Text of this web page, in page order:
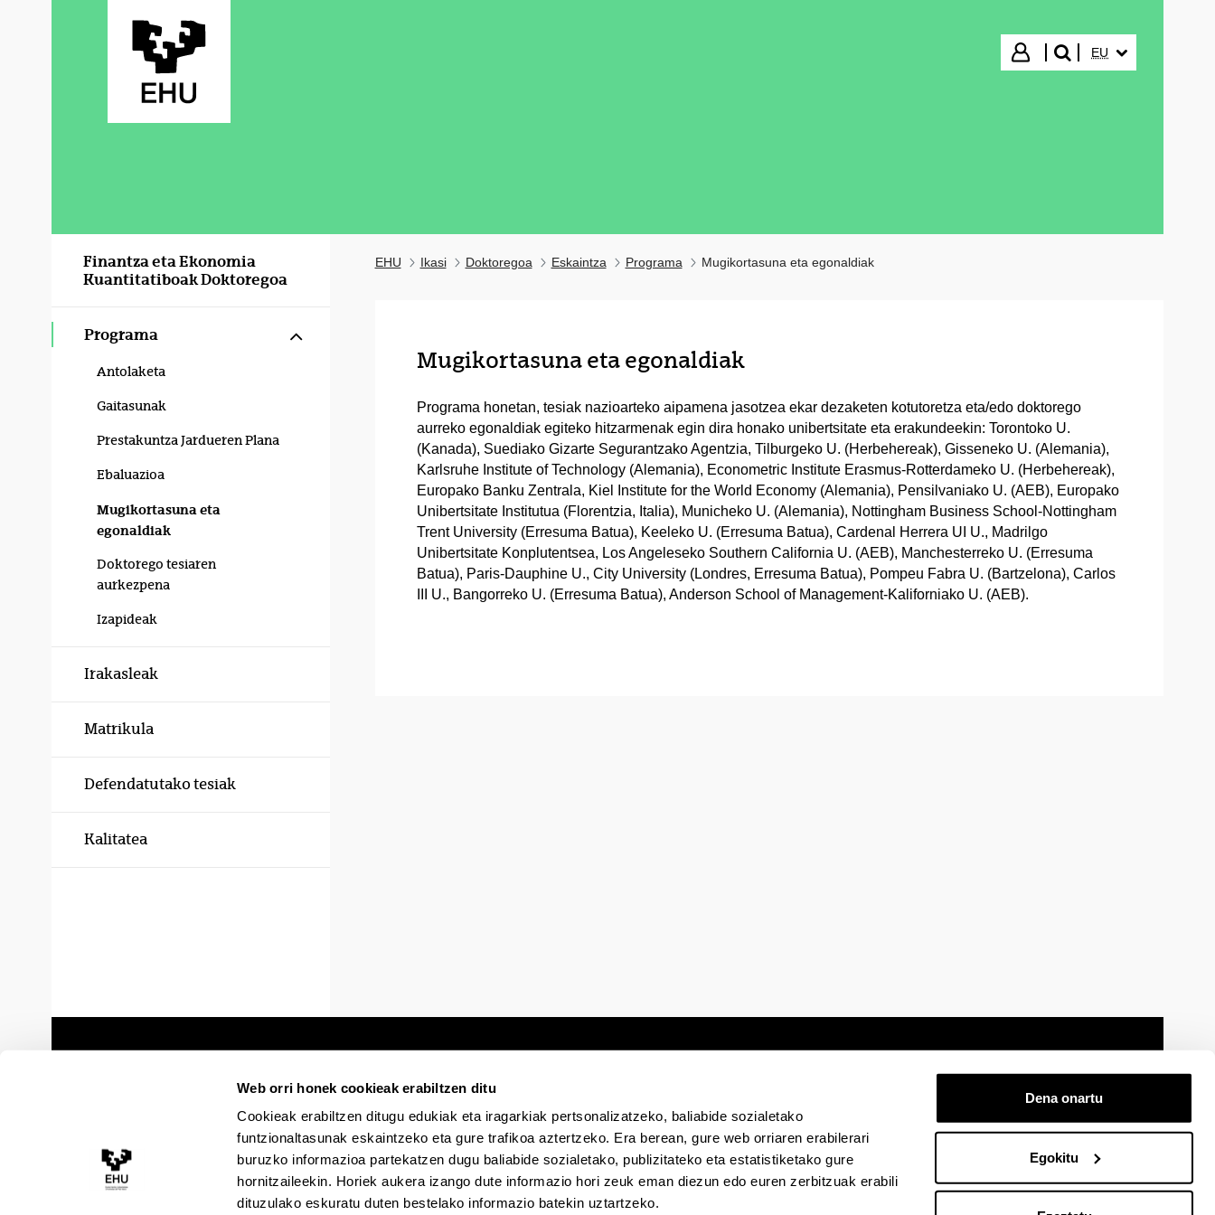
Web orri honek cookieak erabiltzen ditu
Cookieak erabiltzen ditugu edukiak eta iragarkiak pertsonalizatzeko, baliabide sozialetako
funtzionaltasunak eskaintzeko eta gure trafikoa aztertzeko. Era berean, gure web orriaren erabilerari
buruzko informazioa partekatzen dugu baliabide sozialetako, publizitateko eta estatistiketako gure
hornitzaileekin. Horiek aukera izango dute informazio hori zeuk eman diezun edo euren zerbitzuak erabili
dituzulako eskuratu duten bestelako informazio batekin uztartzeko.
Dena onartu
Egokitu
Hasi saioa
bilatu"
EU
Finantza eta Ekonomia
Kuantitatiboak Doktoregoa
Programa Erakutsi/izkutatu azpiorriak
Antolaketa
Gaitasunak
Prestakuntza Jardueren Plana
Ebaluazioa
Mugikortasuna eta
egonaldiak
Doktorego tesiaren
aurkezpena
Izapideak
Irakasleak
Matrikula
Defendatutako tesiak
Kalitatea
EHU Ikasi Doktoregoa Eskaintza Programa Mugikortasuna eta egonaldiak
Mugikortasuna eta egonaldiak
Programa honetan, tesiak nazioarteko aipamena jasotzea ekar dezaketen kotutoretza eta/edo doktorego
aurreko egonaldiak egiteko hitzarmenak egin dira honako unibertsitate eta erakundeekin: Torontoko U.
(Kanada), Suediako Gizarte Segurantzako Agentzia, Tilburgeko U. (Herbehereak), Gisseneko U. (Alemania),
Karlsruhe Institute of Technology (Alemania), Econometric Institute Erasmus-Rotterdameko U. (Herbehereak),
Europako Banku Zentrala, Kiel Institute for the World Economy (Alemania), Pensilvaniako U. (AEB), Europako
Unibertsitate Institutua (Florentzia, Italia), Municheko U. (Alemania), Nottingham Business School-Nottingham
Trent University (Erresuma Batua), Keeleko U. (Erresuma Batua), Cardenal Herrera UI U., Madrilgo
Unibertsitate Konplutentsea, Los Angeleseko Southern California U. (AEB), Manchesterreko U. (Erresuma
Batua), Paris-Dauphine U., City University (Londres, Erresuma Batua), Pompeu Fabra U. (Bartzelona), Carlos
III U., Bangorreko U. (Erresuma Batua), Anderson School of Management-Kaliforniako U. (AEB).
Egoitza elektronikoa Irisgarritasuna Lege oharra Laguntza Kontaktua
EHU Tiktok-enEHU Bluesky-nEHU Facebook-enEHU Linkedin-enEHU Instagram-enEHU Youtube-enEHU Vimeo-enEHU Flickr-en